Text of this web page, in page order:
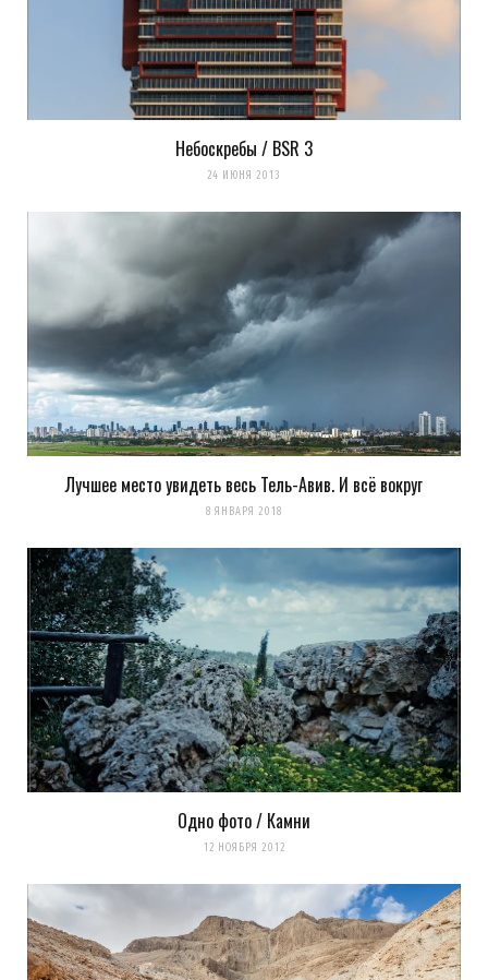
Небоскребы / BSR 3
24 ИЮНЯ 2013
Лучшее место увидеть весь Тель-Авив. И всё вокруг
8 ЯНВАРЯ 2018
Одно фото / Камни
12 НОЯБРЯ 2012